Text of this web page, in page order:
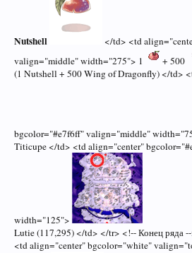
Nutshell
</td> <td
valign="middle" width="275"> 1
+ 500
(1 Nutshell + 500 Wing of Dragonfly) </td>
bgcolor="#e7f6ff" valign="middle"
Titicupe </td> <td align="center"
width="125">
Lutie (117,295) </td> </tr> <!-- Конец ряда
<td align="center" bgcolor="white"